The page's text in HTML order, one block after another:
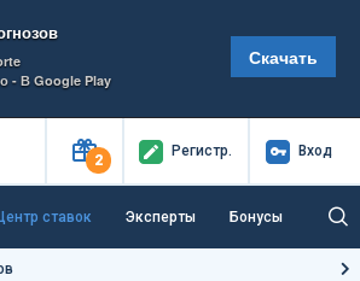
- В Google Play
Скачать
2
Регистр. Вход
ставок Эксперты Бонусы